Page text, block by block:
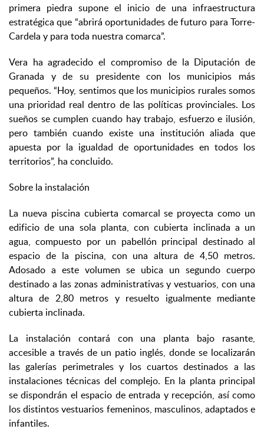
primera piedra supone el inicio de una infraestructura
estratégica que “abrirá oportunidades de futuro para Torre-
Cardela y para toda nuestra comarca”.
Vera ha agradecido el compromiso de la Diputación de
Granada y de su presidente con los municipios más
pequeños. “Hoy, sentimos que los municipios rurales somos
una prioridad real dentro de las políticas provinciales. Los
sueños se cumplen cuando hay trabajo, esfuerzo e ilusión,
pero también cuando existe una institución aliada que
apuesta por la igualdad de oportunidades en todos los
territorios”, ha concluido.
Sobre la instalación
La nueva piscina cubierta comarcal se proyecta como un
edificio de una sola planta, con cubierta inclinada a un
agua, compuesto por un pabellón principal destinado al
espacio de la piscina, con una altura de 4,50 metros.
Adosado a este volumen se ubica un segundo cuerpo
destinado a las zonas administrativas y vestuarios, con una
altura de 2,80 metros y resuelto igualmente mediante
cubierta inclinada.
La instalación contará con una planta bajo rasante,
accesible a través de un patio inglés, donde se localizarán
las galerías perimetrales y los cuartos destinados a las
instalaciones técnicas del complejo. En la planta principal
se dispondrán el espacio de entrada y recepción, así como
los distintos vestuarios femeninos, masculinos, adaptados e
infantiles.